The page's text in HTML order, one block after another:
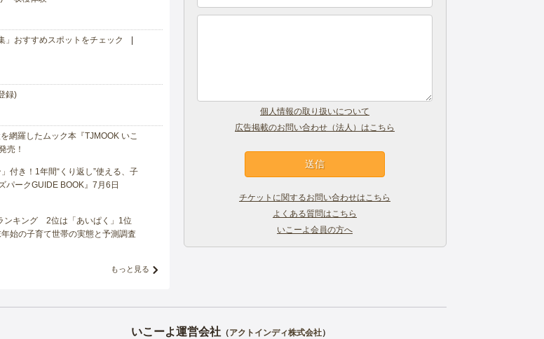
」おすすめスポットをチェック
録)
網羅したムック本『TJMOOK いこ
売！
付き！1年間“くり返し”使える、子
パークGUIDE BOOK』7月6日
ンキング 2位は「あいぱく」1位
始の子育て世帯の実態と予測調査
もっと見る
個人情報の取り扱いについて
広告掲載のお問い合わせ（法人）はこちら
チケットに関するお問い合わせはこちら
よくある質問はこちら
いこーよ会員の方へ
いこーよ運営会社（アクトインディ株式会社）